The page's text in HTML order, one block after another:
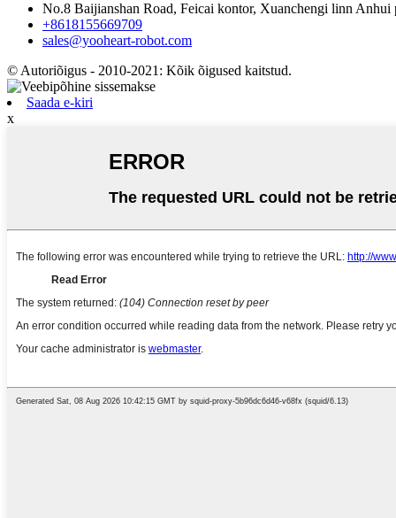
No.8 Baijianshan Road, Feicai kontor, Xuanchengi linn Anhui
+8618155669709
sales@yooheart-robot.com
© Autoriõigus - 2010-2021: Kõik õigused kaitstud.
Saada e-kiri
x